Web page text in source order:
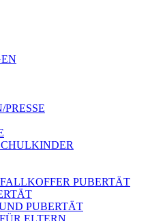
PUBERTÄT
PUBERTÄT
ELTERN